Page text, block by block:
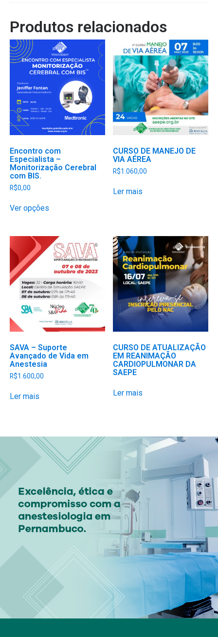
Produtos relacionados
Encontro com
Especialista –
Monitorização Cerebral
com BIS.
R$0,00
Ver opções
variantes.
As
opções
podem
ser
escolhidas
na
página
do
produto
CURSO DE MANEJO DE
VIA AÉREA
R$1.060,00
Ler mais
SAVA – Suporte
Avançado de Vida em
Anestesia
R$1.600,00
Ler mais
CURSO DE ATUALIZAÇÃO
EM REANIMAÇÃO
CARDIOPULMONAR DA
SAEPE
Ler mais